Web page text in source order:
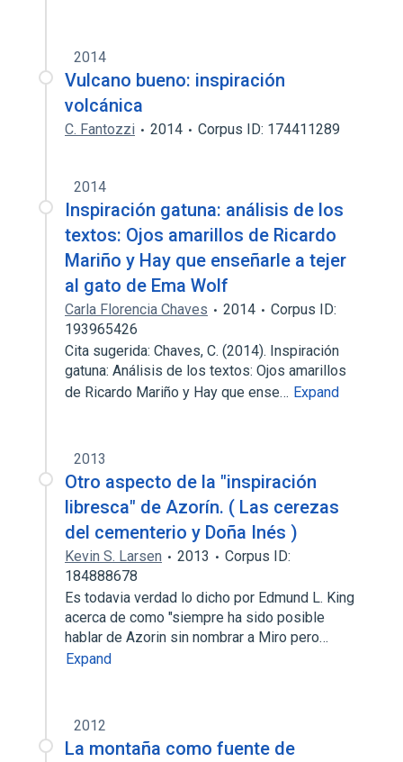
2014
Vulcano bueno: inspiración
volcánica
C. Fantozzi 2014 Corpus ID: 174411289
2014
Inspiración gatuna: análisis de los
textos: Ojos amarillos de Ricardo
Mariño y Hay que enseñarle a tejer
al gato de Ema Wolf
Carla Florencia Chaves 2014
Corpus ID:
193965426
Cita sugerida: Chaves, C. (2014). Inspiración
gatuna: Análisis de los textos: Ojos amarillos
de Ricardo Mariño y Hay que ense… Expand
2013
Otro aspecto de la "inspiración
libresca" de Azorín. ( Las cerezas
del cementerio y Doña Inés )
Kevin S. Larsen 2013
Corpus ID:
184888678
Es todavia verdad lo dicho por Edmund L. King
acerca de como "siempre ha sido posible
hablar de Azorin sin nombrar a Miro pero…
Expand
2012
La montaña como fuente de